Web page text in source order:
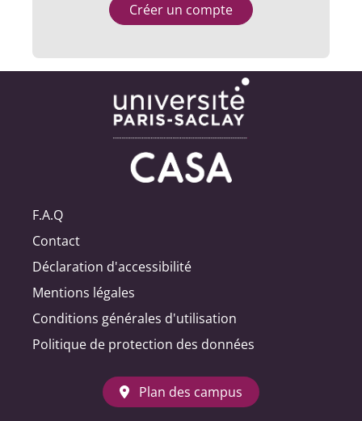
Créer un compte
F.A.Q
Contact
Déclaration d'accessibilité
Mentions légales
Conditions générales d'utilisation
Politique de protection des données
Plan des campus